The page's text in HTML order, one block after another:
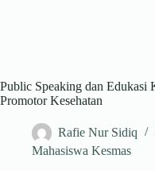
Public Speaking dan Edukasi
Promotor Kesehatan
Rafie Nur Sidiq
Mahasiswa Kesmas